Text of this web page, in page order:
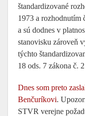
štandardizované
1973 a rozhodnutím
a sú dodnes v
stanovisku zároveň
týchto
18 ods. 7 zákona č.
Dnes som preto
Benčuríkovi.
STVR verejne